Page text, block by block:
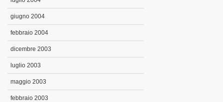
giugno 2004
febbraio 2004
dicembre 2003
luglio 2003
maggio 2003
febbraio 2003